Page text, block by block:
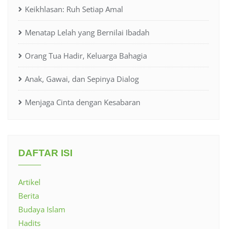
Keikhlasan: Ruh Setiap Amal
Menatap Lelah yang Bernilai Ibadah
Orang Tua Hadir, Keluarga Bahagia
Anak, Gawai, dan Sepinya Dialog
Menjaga Cinta dengan Kesabaran
DAFTAR ISI
Artikel
Berita
Budaya Islam
Hadits